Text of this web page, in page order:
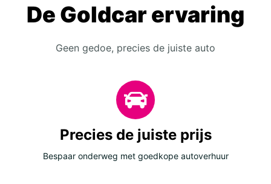
De Goldcar ervaring
Geen gedoe, precies de juiste auto
Precies de juiste prijs
Bespaar onderweg met goedkope autoverhuur